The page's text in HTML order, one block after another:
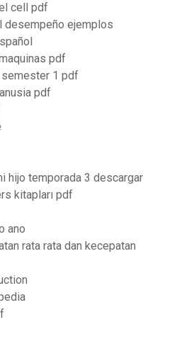
cell pdf
desempeño ejemplos
pdf
semester 1 pdf
pdf
hijo temporada 3 descargar
kitapları pdf
ano
rata rata dan kecepatan